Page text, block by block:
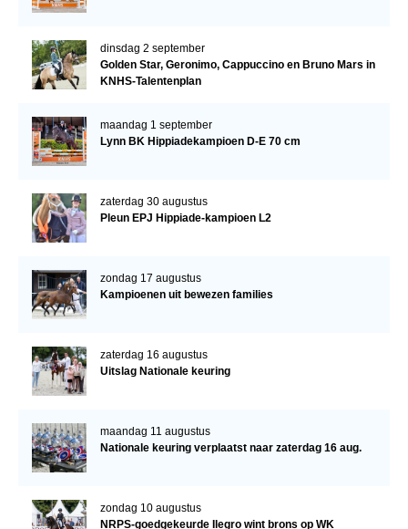
dinsdag 2 september
Golden Star, Geronimo, Cappuccino en Bruno Mars in
KNHS-Talentenplan
maandag 1 september
Lynn BK Hippiadekampioen D-E 70 cm
zaterdag 30 augustus
Pleun EPJ Hippiade-kampioen L2
zondag 17 augustus
Kampioenen uit bewezen families
zaterdag 16 augustus
Uitslag Nationale keuring
maandag 11 augustus
Nationale keuring verplaatst naar zaterdag 16 aug.
zondag 10 augustus
NRPS-goedgekeurde Ilegro wint brons op WK